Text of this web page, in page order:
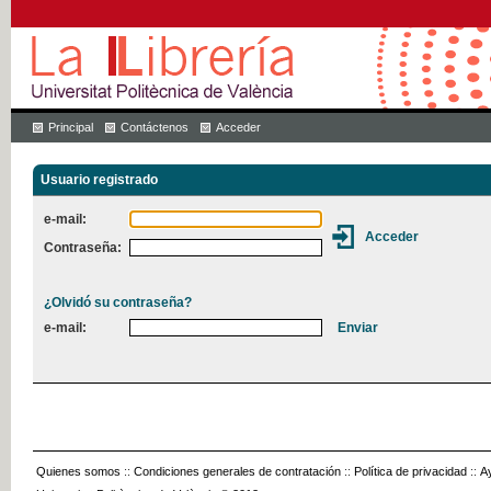
Principal Contáctenos Acceder
Usuario registrado
e-mail:
Contraseña:
¿Olvidó su contraseña?
e-mail:
Quienes somos :: Condiciones generales de contratación :: Política de privacidad ::